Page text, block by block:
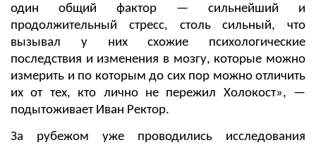
один общий фактор — сильнейший и
продолжительный стресс, столь сильный, что
вызывал у них схожие психологические
последствия и изменения в мозгу, которые можно
измерить и по которым до сих пор можно отличить
их от тех, кто лично не пережил Холокост», —
подытоживает Иван Ректор.
За рубежом уже проводились исследования